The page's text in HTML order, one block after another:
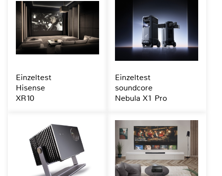
Einzeltest
Hisense
XR10
Einzeltest
soundcore
Nebula X1 Pro